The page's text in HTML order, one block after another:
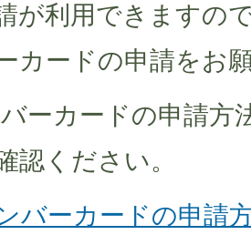
が利用できますの
カードの申請をお
ーカードの申請方
認ください。
バーカードの申請